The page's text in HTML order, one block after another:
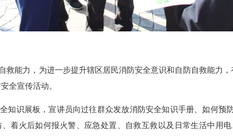
力，为进一步提升辖区居民消防安全意识和自防自救能力，
全宣传活动。
识展板，宣讲员向过往群众发放消防安全知识手册、如何预
着火后如何报火警、应急处置、自救互救以及日常生活中用